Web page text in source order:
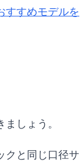
すすめモデルを
しょう。
クと同じ口径サ